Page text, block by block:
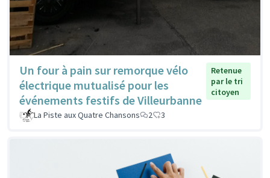
Un four à pain sur remorque vélo
électrique mutualisé pour les
événements festifs de Villeurbanne
Retenue
par le tri
citoyen
La Piste aux Quatre Chansons 2 3